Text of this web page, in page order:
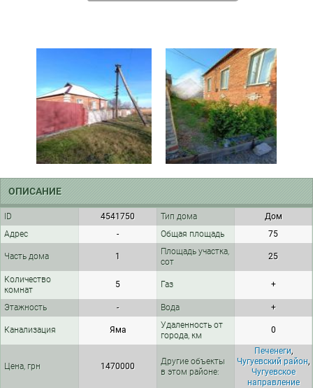
ОПИСАНИЕ
ID 4541750 Тип дома
Дом
Адрес
- Общая площадь 75
Часть дома 1
Площадь участка,
сот
25
Количество
комнат
5 Газ +
Этажность - Вода +
Канализация Яма
Удаленность от
города, км
0
Цена, грн 1470000
Другие объекты
в этом районе:
Печенеги,
Чугуевский район,
Чугуевское
направление